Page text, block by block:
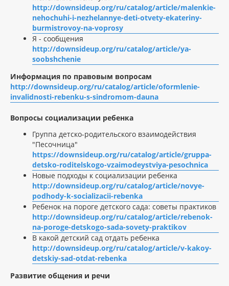
http://downsideup.org/ru/catalog/article/malenkie-
nehochuhi-i-nezhelannye-deti-otvety-ekateriny-
burmistrovoy-na-voprosy
Я - сообщения
http://downsideup.org/ru/catalog/article/ya-
soobshchenie
Информация по правовым вопросам
http://downsideup.org/ru/catalog/article/oformlenie-
invalidnosti-rebenku-s-sindromom-dauna
Вопросы социализации ребенка
Группа детско-родительского взаимодействия
"Песочница"
https://downsideup.org/ru/catalog/article/gruppa-
detsko-roditelskogo-vzaimodeystviya-pesochnica
Новые подходы к социализации ребенка
http://downsideup.org/ru/catalog/article/novye-
podhody-k-socializacii-rebenka
Ребенок на пороге детского сада: советы практиков
http://downsideup.org/ru/catalog/article/rebenok-
na-poroge-detskogo-sada-sovety-praktikov
В какой детский сад отдать ребенка
http://downsideup.org/ru/catalog/article/v-kakoy-
detskiy-sad-otdat-rebenka
Развитие общения и речи